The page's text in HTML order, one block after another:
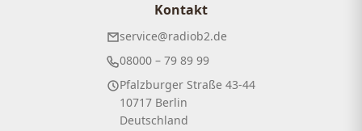
Kontakt
service@radiob2.de
08000 – 79 89 99
Pfalzburger Straße 43-44
10717 Berlin
Deutschland